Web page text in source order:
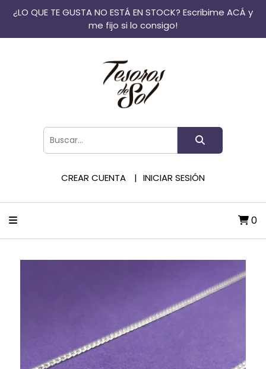
¿LO QUE TE GUSTA NO ESTÁ EN STOCK? Escribime ACÁ y
me fijo si lo consigo!
CREAR CUENTA INICIAR SESIÓN
0